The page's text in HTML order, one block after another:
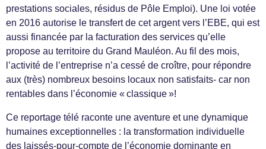
prestations sociales, résidus de Pôle Emploi). Une loi votée
en 2016 autorise le transfert de cet argent vers l’EBE, qui est
aussi financée par la facturation des services qu’elle
propose au territoire du Grand Mauléon. Au fil des mois,
l’activité de l’entreprise n’a cessé de croître, pour répondre
aux (très) nombreux besoins locaux non satisfaits- car non
rentables dans l’économie « classique »!
Ce reportage télé raconte une aventure et une dynamique
humaines exceptionnelles : la transformation individuelle
des laissés-pour-compte de l’économie dominante en